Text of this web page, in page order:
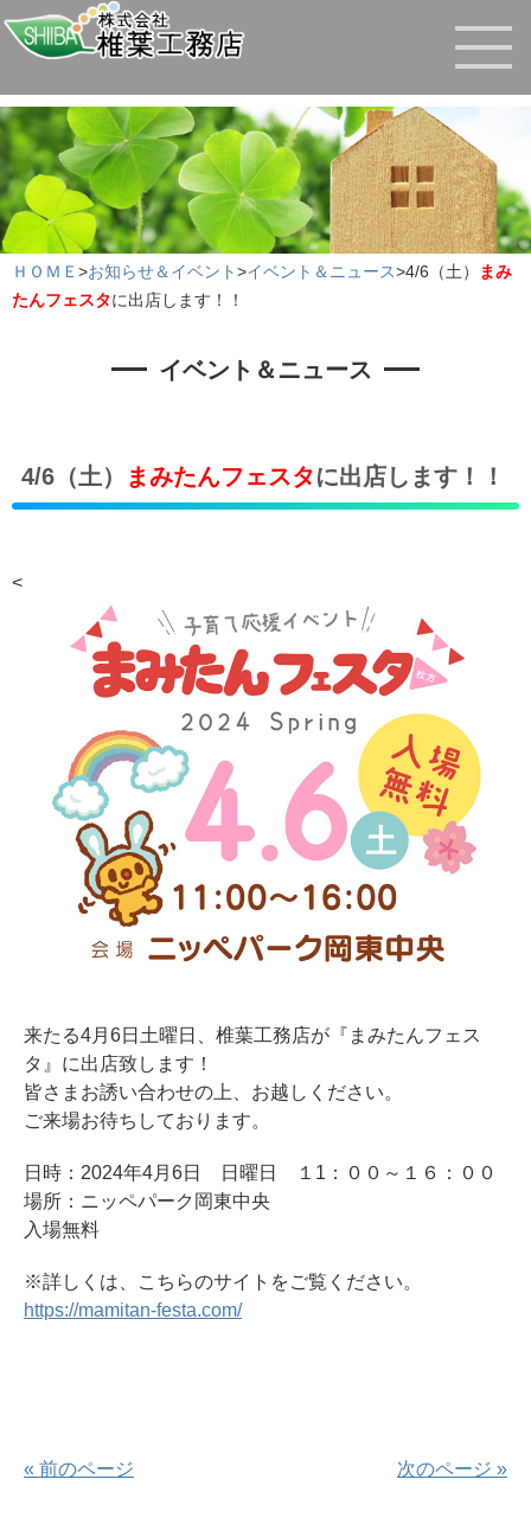
ＨＯＭＥ >お知らせ＆イベント>イベント＆ニュース>4/6（土）
まみ
たんフェスタに出店します！！
イベント＆ニュース
4/6（土） まみたんフェスタに出店します！！
<
来たる4月6日土曜日、椎葉工務店が『まみたんフェス
タ』に出店致します！
皆さまお誘い合わせの上、お越しください。
ご来場お待ちしております。
日時：2024年4月6日 日曜日 １1：００～１６：００
場所：ニッペパーク岡東中央
入場無料
※詳しくは、こちらのサイトをご覧ください。
https://mamitan-festa.com/
次のページ »
« 前のページ